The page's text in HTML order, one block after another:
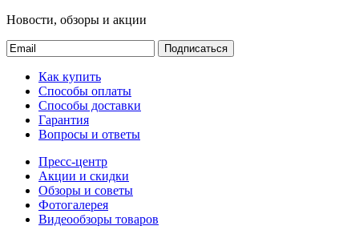
Новости, обзоры и акции
Подписаться
Как купить
Способы оплаты
Способы доставки
Гарантия
Вопросы и ответы
Пресс-центр
Акции и скидки
Обзоры и советы
Фотогалерея
Видеообзоры товаров